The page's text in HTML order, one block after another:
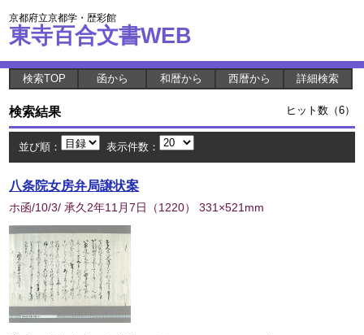
京都府立京都学・歴彩館
東寺百合文書WEB
検索TOP 函から 和暦から 西暦から 詳細検索
検索結果 ヒット数（6）
並び順： 表示件数：
八条院女房弁局譲状案
ホ函/10/3/ 承久2年11月7日 （1220） 331×521mm